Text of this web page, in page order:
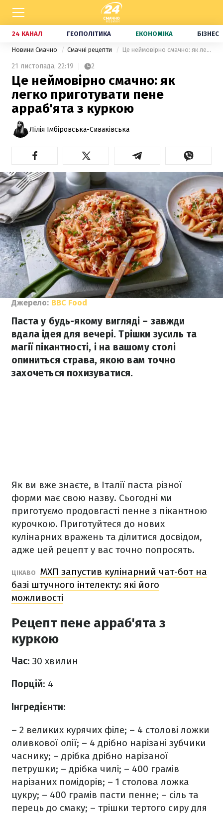
24 КАНАЛ ГЕОПОЛІТИКА ЕКОНОМІКА БІЗНЕС
Новини Смачно Смачні рецепти Це неймовірно смачно: як легко приготувати пене арраб'ята з куркою
21 листопада, 22:19 2
Це неймовірно смачно: як
легко приготувати пене
арраб'ята з куркою
Лілія Імбіровська-Сиваківська
Джерело: ВВС Food
Паста у будь-якому вигляді – завжди
вдала ідея для вечері. Трішки зусиль та
магії пікантності, і на вашому столі
опиниться страва, якою вам точно
захочеться похизуватися.
Як ви вже знаєте, в Італії паста різної
форми має свою назву. Сьогодні ми
приготуємо продовгасті пенне з пікантною
курочкою. Приготуйтеся до нових
кулінарних вражень та ділитися досвідом,
адже цей рецепт у вас точно попросять.
ЦІКАВО
МХП запустив кулінарний чат-бот на
базі штучного інтелекту: які його
можливості
Рецепт пене арраб'ята з
куркою
Час: 30 хвилин
Порцій: 4
Інгредієнти:
– 2 великих курячих філе; – 4 столові ложки
оливкової олії; – 4 дрібно нарізані зубчики
часнику; – дрібка дрібно нарізаної
петрушки; – дрібка чилі; – 400 грамів
нарізаних помідорів; – 1 столова ложка
цукру; – 400 грамів пасти пенне; – сіль та
перець до смаку; – трішки тертого сиру для